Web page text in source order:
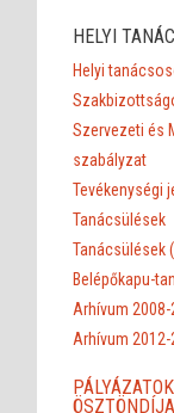
HELYI
Helyi
Szervezeti és
szabályzat
Tevékenységi
Tanácsülések
Tanácsülések
Belépőkapu-
Arhívum 2008-
Arhívum 2012-